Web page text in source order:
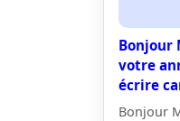
Bonjour
votre
écrire
Bonjour